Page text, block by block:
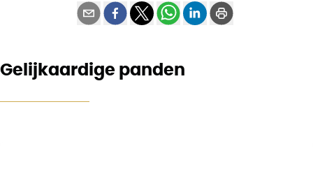
Gelijkaardige panden